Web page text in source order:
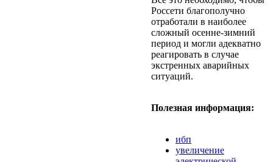
Россети благополучно
отработали в наиболее
сложный осенне-зимний
период и могли адекватно
реагировать в случае
экстренных аварийных
ситуаций.
Полезная информация:
ибп
увеличение